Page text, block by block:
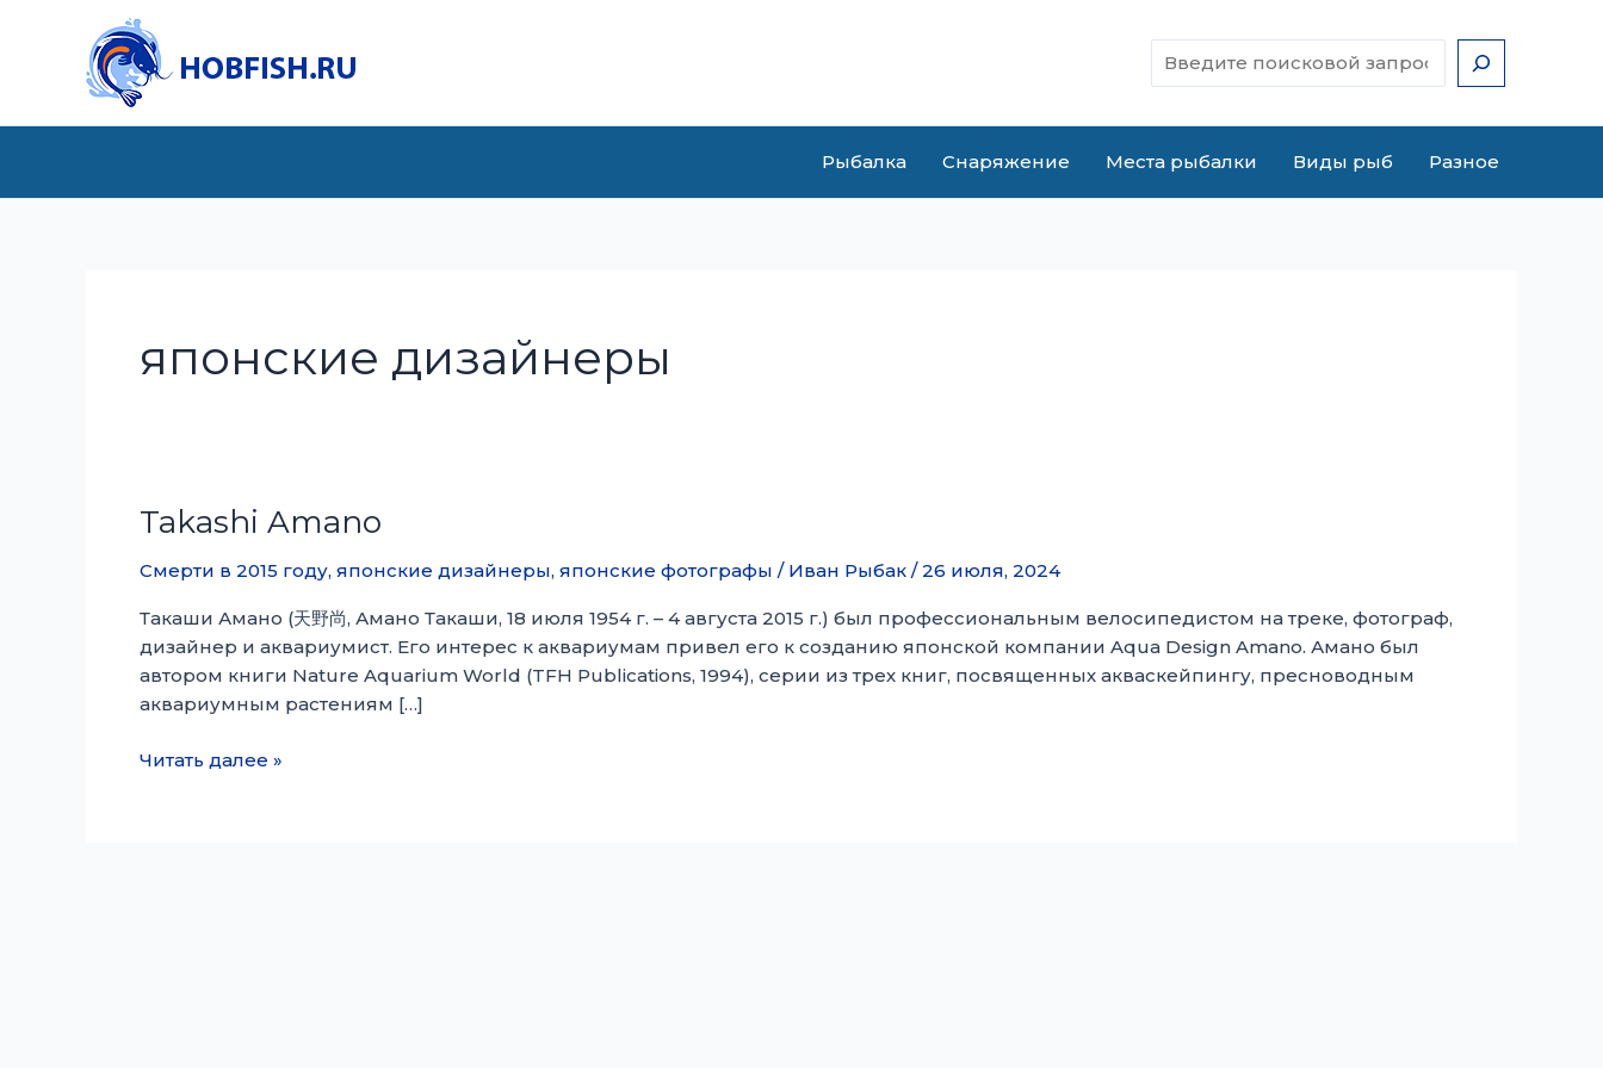
содержимому
Рыбалка Снаряжение Места рыбалки Виды рыб Разное
японские дизайнеры
Takashi Amano
Смерти в 2015 году, японские дизайнеры, японские фотографы / Иван Рыбак /26 июля, 2024
Такаши Амано (天野尚, Амано Такаши, 18 июля 1954 г. – 4 августа 2015 г.) был профессиональным велосипедистом на треке, фотограф,
дизайнер и аквариумист. Его интерес к аквариумам привел его к созданию японской компании Aqua Design Amano. Амано был
автором книги Nature Aquarium World (TFH Publications, 1994), серии из трех книг, посвященных акваскейпингу, пресноводным
аквариумным растениям […]
Takashi
Читать далее »